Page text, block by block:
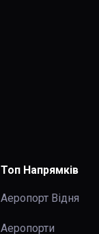
Топ Напрямків
Аеропорт Відня
Аеропорти